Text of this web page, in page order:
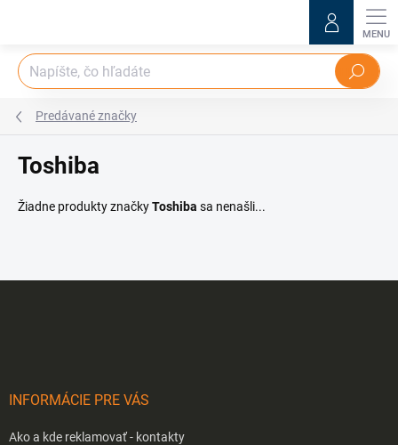
Hľadať
Predávané značky
Toshiba
Žiadne produkty značkyToshiba sa nenašli...
INFORMÁCIE PRE VÁS
Ako a kde reklamovať - kontakty